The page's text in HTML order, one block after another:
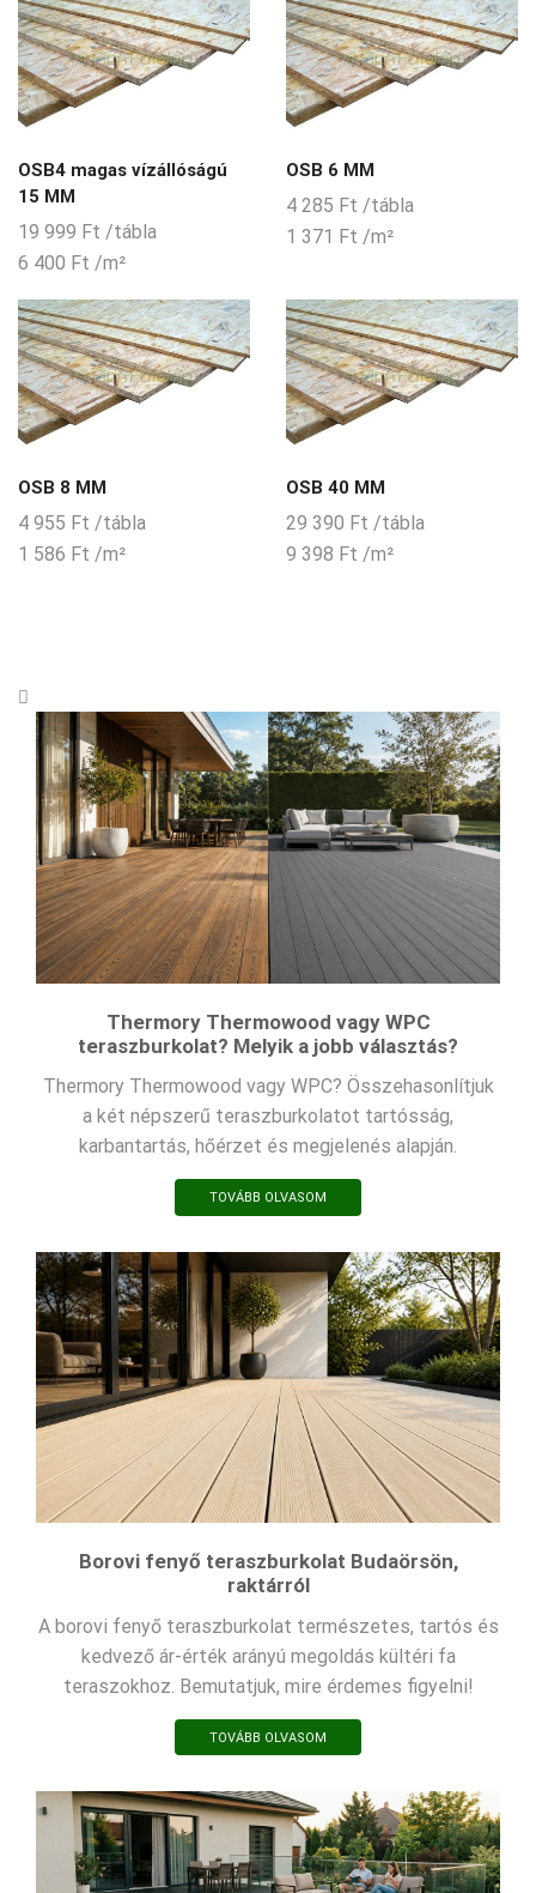
OSB4 magas vízállóságú
15 MM
19 999 Ft /tábla
6 400 Ft /m²
OSB 6 MM
4 285 Ft /tábla
1 371 Ft /m²
OSB 8 MM
4 955 Ft /tábla
1 586 Ft /m²
OSB 40 MM
29 390 Ft /tábla
9 398 Ft /m²
Thermory Thermowood vagy WPC
teraszburkolat? Melyik a jobb választás?
Thermory Thermowood vagy WPC? Összehasonlítjuk
a két népszerű teraszburkolatot tartósság,
karbantartás, hőérzet és megjelenés alapján.
TOVÁBB OLVASOM
Borovi fenyő teraszburkolat Budaörsön,
raktárról
A borovi fenyő teraszburkolat természetes, tartós és
kedvező ár-érték arányú megoldás kültéri fa
teraszokhoz. Bemutatjuk, mire érdemes figyelni!
TOVÁBB OLVASOM